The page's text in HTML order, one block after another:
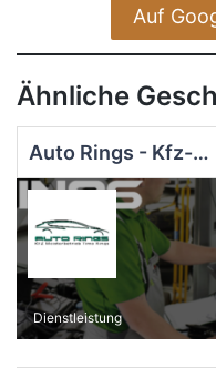
Auf
Ähnliche
Auto Rings - Kfz-Meisterbetrieb Timo Rings
Dienstleistung